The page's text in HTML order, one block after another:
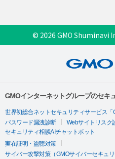
© 2026 GMO Shuminavi